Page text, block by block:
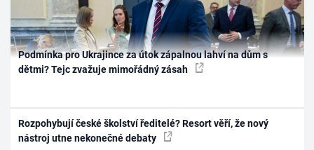
Podmínka pro Ukrajince za útok zápalnou lahví na dům s
dětmi? Tejc zvažuje mimořádný zásah
Rozpohybují české školství ředitelé? Resort věří, že nový
nástroj utne nekonečné debaty